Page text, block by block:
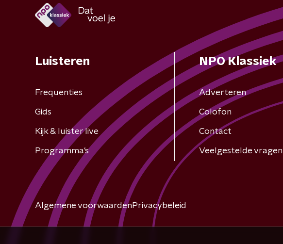
Luisteren
Frequenties
Gids
Kijk & luister live
Programma's
NPO Klassiek
Adverteren
Colofon
Contact
Veelgestelde vragen
Algemene voorwaardenPrivacybeleid